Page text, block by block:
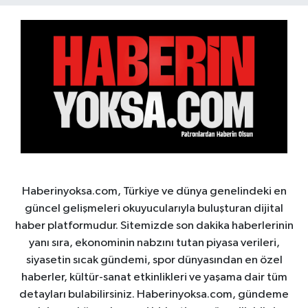
Haberinyoksa.com, Türkiye ve dünya genelindeki en
güncel gelişmeleri okuyucularıyla buluşturan dijital
haber platformudur. Sitemizde son dakika haberlerinin
yanı sıra, ekonominin nabzını tutan piyasa verileri,
siyasetin sıcak gündemi, spor dünyasından en özel
haberler, kültür-sanat etkinlikleri ve yaşama dair tüm
detayları bulabilirsiniz. Haberinyoksa.com, gündeme